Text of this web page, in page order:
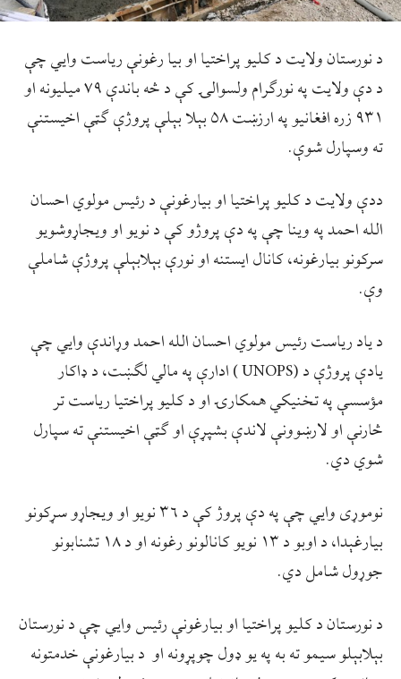
د نورستان ولایت د کلیو پراختیا او بیا رغونې ریاست وایي چې
د دې ولایت په نورګرام ولسوالۍ کې د څه باندې ۷۹ میلیونه او
۹۳۱ زره افغانیو په ارزښت ۵۸ بېلا بېلې پروژې ګټې اخیستنې
ته وسپارل شوې.
ددې ولایت د کلیو پراختیا او بیارغونې د رئیس مولوي احسان
الله احمد په وینا چې په دې پروژو کې د نویو او ویجاړوشویو
سرکونو بیارغونه، کانال ایستنه او نورې بېلابېلې پروژې شاملې
وې.
د یاد ریاست رئيس مولوي احسان الله احمد وړاندې وایي چې
يادې پروژې د (UNOPS ) ادارې په مالي لګښت، د ډاکار
مؤسسې په تخنيکي همکارۍ او د کليو پراختيا رياست تر
څارنې او لارښوونې لاندې بشپړې او ګټې اخیستنې ته سپارل
شوي دي.
نوموړی وایي چې په دې پروژ کې د ۳۶ نویو او ويجاړو سړکونو
بیارغېدا، د اوبو د ۱۳ نویو کانالونو رغونه او د ۱۸ تشنابونو
جوړول شامل دي.
د نورستان د کلیو پراختیا او بیارغونې رئیس وایي چې د نورستان
بېلابېلو سیمو ته به په یو ډول چوپړونه او د بیارغونې خدمتونه